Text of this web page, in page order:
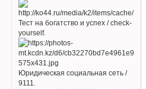
Тест на богатство и успех / check-
yourself.
Юридическая социальная сеть /
9111.